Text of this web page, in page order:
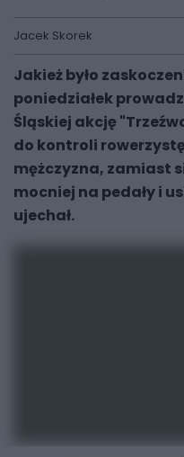
Jacek Skorek
Jakież było
poniedziałek
Śląskiej akcję
do kontroli
mężczyzna, zamiast
mocniej na pedały i
ujechał.